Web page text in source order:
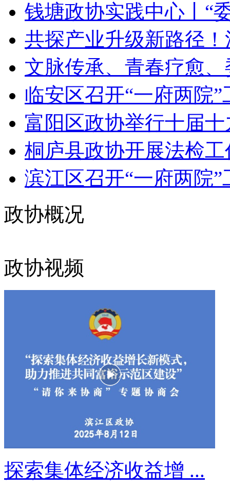
钱塘政协实践中心丨“
共探产业升级新路径
文脉传承、青春疗愈
临安区召开“一府两院
富阳区政协举行十届
桐庐县政协开展法检
滨江区召开“一府两院
政协概况
政协视频
探索集体经济收益增 ...